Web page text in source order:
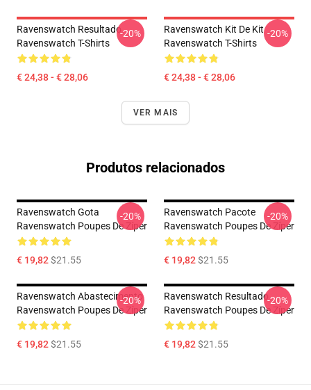
Ravenswatch Resultado
Ravenswatch T-Shirts
€ 24,38 - € 28,06
-20%
Ravenswatch Kit De Kit
Ravenswatch T-Shirts
€ 24,38 - € 28,06
-20%
VER MAIS
Produtos relacionados
Ravenswatch Gota
Ravenswatch Poupes De Zíper
€ 19,82$21.55
-20%
Ravenswatch Pacote
Ravenswatch Poupes De Zíper
€ 19,82$21.55
-20%
Ravenswatch Abastecimento
Ravenswatch Poupes De Zíper
€ 19,82$21.55
-20%
Ravenswatch Resultado
Ravenswatch Poupes De Zíper
€ 19,82$21.55
-20%